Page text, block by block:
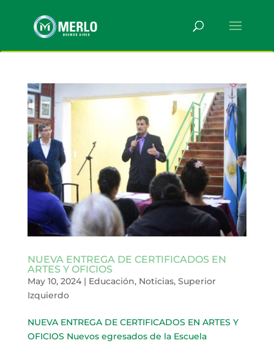
NUEVA ENTREGA DE CERTIFICADOS EN
ARTES Y OFICIOS
May 10, 2024| Educación, Noticias, Superior
Izquierdo
NUEVA ENTREGA DE CERTIFICADOS EN ARTES Y
OFICIOS Nuevos egresados de la Escuela